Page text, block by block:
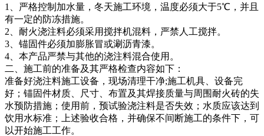
1、严格控制加水量，冬天施工环境，温度必须大于5℃，并且
有一定的防冻措施。
2、耐火浇注料必须采用搅拌机混料，严禁人工搅拌。
3、锚固件必须加膨胀冒或涮沥青漆。
4、本产品严禁与其他的浇注料混合使用。
二、施工前的准备及其严格检查内容如下：
准备好浇注料施工设备，现场清理干净;施工机具、设备完
好；锚固件材质、尺寸、布置及其焊接质量与周围耐火砖的失
水预防措施；使用前，预试验浇注料是否失效；水质应该达到
饮用水标准；上述验收合格，并确保不间断施工的条件下，可
以开始施工工作。